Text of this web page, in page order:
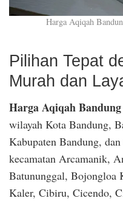
Harga Aqiqah
Pilihan Tepat
Murah dan
Harga Aqiqah Bandung
wilayah Kota Bandung,
Kabupaten Bandung,
kecamatan Arcamanik,
Batununggal, Bojongloa
Kaler, Cibiru, Cicendo,